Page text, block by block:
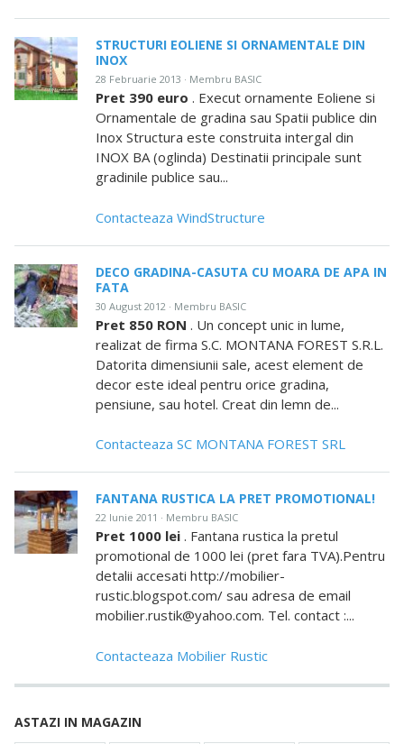
STRUCTURI EOLIENE SI ORNAMENTALE DIN
INOX
28 Februarie 2013 · Membru BASIC
Pret 390 euro . Execut ornamente Eoliene si
Ornamentale de gradina sau Spatii publice din
Inox Structura este construita intergal din
INOX BA (oglinda) Destinatii principale sunt
gradinile publice sau...
Contacteaza WindStructure
DECO GRADINA-CASUTA CU MOARA DE APA IN
FATA
30 August 2012 · Membru BASIC
Pret 850 RON . Un concept unic in lume,
realizat de firma S.C. MONTANA FOREST S.R.L.
Datorita dimensiunii sale, acest element de
decor este ideal pentru orice gradina,
pensiune, sau hotel. Creat din lemn de...
Contacteaza SC MONTANA FOREST SRL
FANTANA RUSTICA LA PRET PROMOTIONAL!
22 Iunie 2011 · Membru BASIC
Pret 1000 lei . Fantana rustica la pretul
promotional de 1000 lei (pret fara TVA).Pentru
detalii accesati http://mobilier-
rustic.blogspot.com/ sau adresa de email
mobilier.rustik@yahoo.com. Tel. contact :...
Contacteaza Mobilier Rustic
ASTAZI IN MAGAZIN